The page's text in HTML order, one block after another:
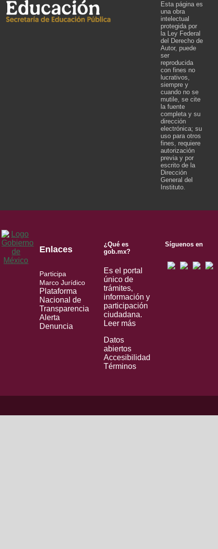
Esta página es
una obra
intelectual
protegida por
la Ley Federal
del Derecho de
Autor, puede
ser
reproducida
con fines no
lucrativos,
siempre y
cuando no se
mutile, se cite
la fuente
completa y su
dirección
electrónica; su
uso para otros
fines, requiere
autorización
previa y por
escrito de la
Dirección
General del
Instituto.
Enlaces
Participa
Marco Jurídico
Plataforma
Nacional de
Transparencia
Alerta
Denuncia
¿Qué es
gob.mx?
Es el portal
único de
trámites,
información y
participación
ciudadana.
Leer más
Datos
abiertos
Accesibilidad
Términos
Síguenos en